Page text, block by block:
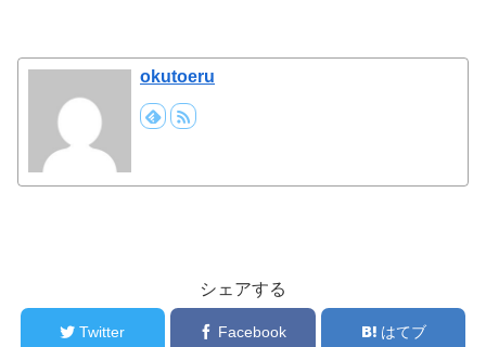
okutoeru
シェアする
Twitter Facebook はてブ